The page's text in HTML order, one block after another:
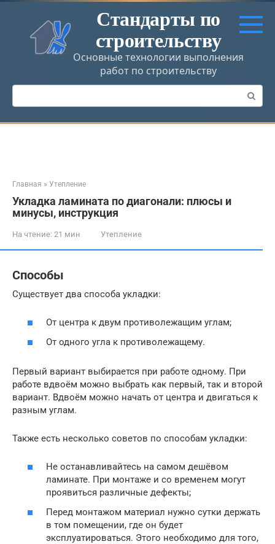
Перейти
контенту
Стандарты по
строительству
Основные технологии выполнения
работ по строительству
Поиск:
Главная » Утепление
Укладка ламината по диагонали: плюсы и
минусы, инструкция
На чтение: 21 мин Утепление
Способы
Существует два способа укладки:
От центра к двум противолежащим углам;
От одного угла к противолежащему.
Первый вариант выбирается при работе одному. При
работе вдвоём можно выбрать как первый, так и второй
вариант. Вдвоём можно начать от центра и двигаться к
разным углам.
Также есть несколько советов по способам укладки:
Не останавливайтесь на самом дешёвом
ламинате. При монтаже и со временем могут
проявиться различные дефекты;
Перед монтажом материал нужно сутки держать
в том помещении, где он будет
эксплуатироваться. Этого необходимо для того,